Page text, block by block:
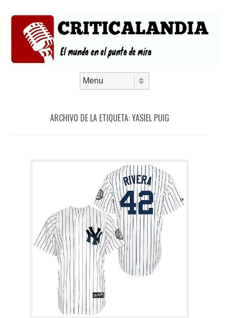
ARCHIVO DE LA ETIQUETA:YASIEL PUIG